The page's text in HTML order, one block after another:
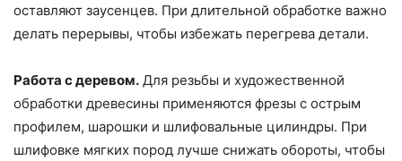
оставляют заусенцев. При длительной обработке важно
делать перерывы, чтобы избежать перегрева детали.
Работа с деревом. Для резьбы и художественной
обработки древесины применяются фрезы с острым
профилем, шарошки и шлифовальные цилиндры. При
шлифовке мягких пород лучше снижать обороты, чтобы